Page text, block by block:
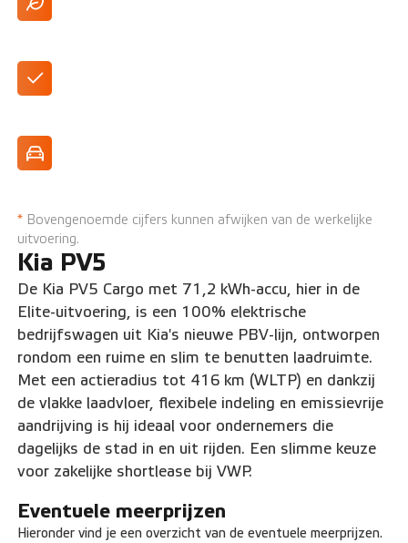
* Bovengenoemde cijfers kunnen afwijken van de werkelijke
uitvoering.
Kia PV5
De Kia PV5 Cargo met 71,2 kWh-accu, hier in de
Elite-uitvoering, is een 100% elektrische
bedrijfswagen uit Kia's nieuwe PBV-lijn, ontworpen
rondom een ruime en slim te benutten laadruimte.
Met een actieradius tot 416 km (WLTP) en dankzij
de vlakke laadvloer, flexibele indeling en emissievrije
aandrijving is hij ideaal voor ondernemers die
dagelijks de stad in en uit rijden. Een slimme keuze
voor zakelijke shortlease bij VWP.
Eventuele meerprijzen
Hieronder vind je een overzicht van de eventuele meerprijzen.